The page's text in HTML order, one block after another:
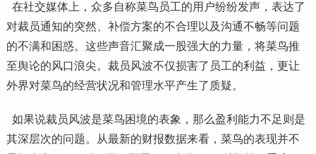
在社交媒体上，众多自称菜鸟员工的用户纷纷发声，表达了
对裁员通知的突然、补偿方案的不合理以及沟通不畅等问题
的不满和困惑。这些声音汇聚成一股强大的力量，将菜鸟推
至舆论的风口浪尖。裁员风波不仅损害了员工的利益，更让
外界对菜鸟的经营状况和管理水平产生了质疑。
如果说裁员风波是菜鸟困境的表象，那么盈利能力不足则是
其深层次的问题。从最新的财报数据来看，菜鸟的表现并不